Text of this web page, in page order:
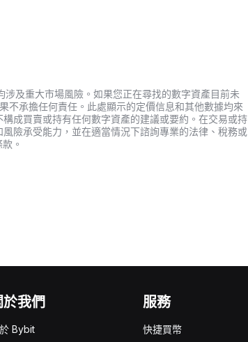
及重大市場風險。如果您正在尋找的數字資產目前未
承擔任何責任。此處顯示的定價信息和其他數據均來
成買賣或持有任何數字資產的建議或要約。在交易或持
險承受能力，並在適當情況下諮詢專業的法律、稅務或
。
於我們
Bybit
服務
快捷買幣